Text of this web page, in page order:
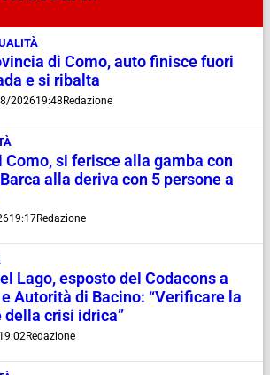
di Como, auto finisce fuori
e si ribalta
202619:48 Redazione
Como, si ferisce alla gamba con
Barca alla deriva con 5 persone a
19:17Redazione
Lago, esposto del Codacons a
Autorità di Bacino: “Verificare la
della crisi idrica”
19:02Redazione